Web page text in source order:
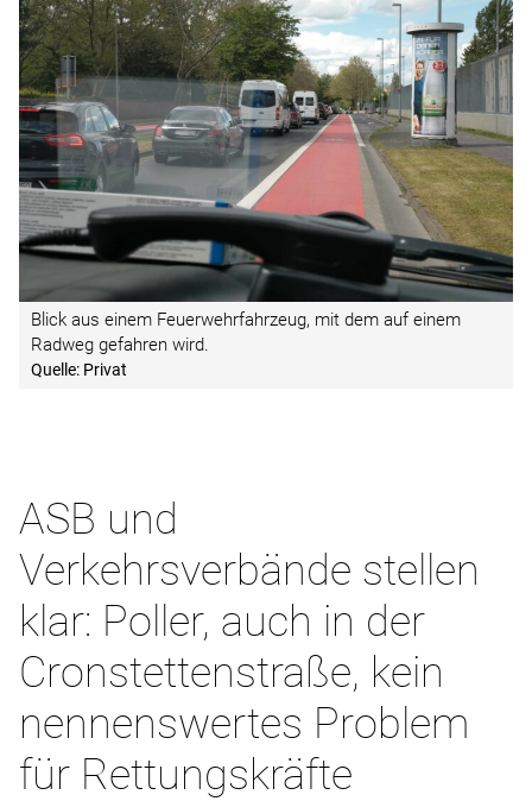
Blick aus einem Feuerwehrfahrzeug, mit dem auf einem
Radweg gefahren wird.
Quelle: Privat
ASB und
Verkehrsverbände stellen
klar: Poller, auch in der
Cronstettenstraße, kein
nennenswertes Problem
für Rettungskräfte